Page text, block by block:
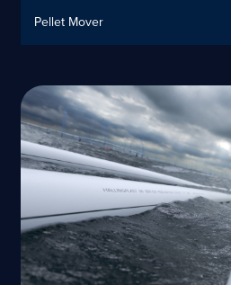
Pellet Mover